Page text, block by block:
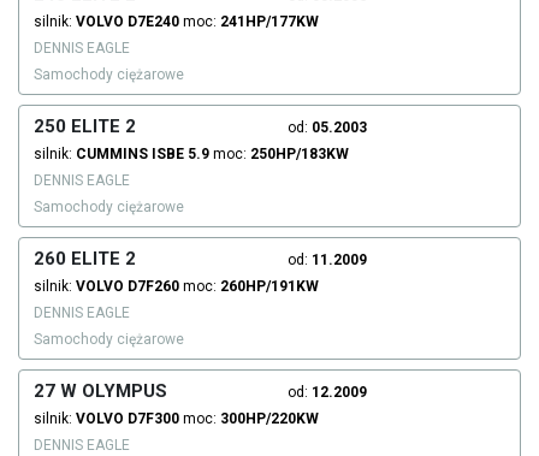
silnik: VOLVO D7E240 moc: 241HP/177KW
DENNIS EAGLE
Samochody ciężarowe
250 ELITE 2 od: 05.2003
silnik: CUMMINS ISBE 5.9 moc: 250HP/183KW
DENNIS EAGLE
Samochody ciężarowe
260 ELITE 2 od: 11.2009
silnik: VOLVO D7F260 moc: 260HP/191KW
DENNIS EAGLE
Samochody ciężarowe
27 W OLYMPUS od: 12.2009
silnik: VOLVO D7F300 moc: 300HP/220KW
DENNIS EAGLE